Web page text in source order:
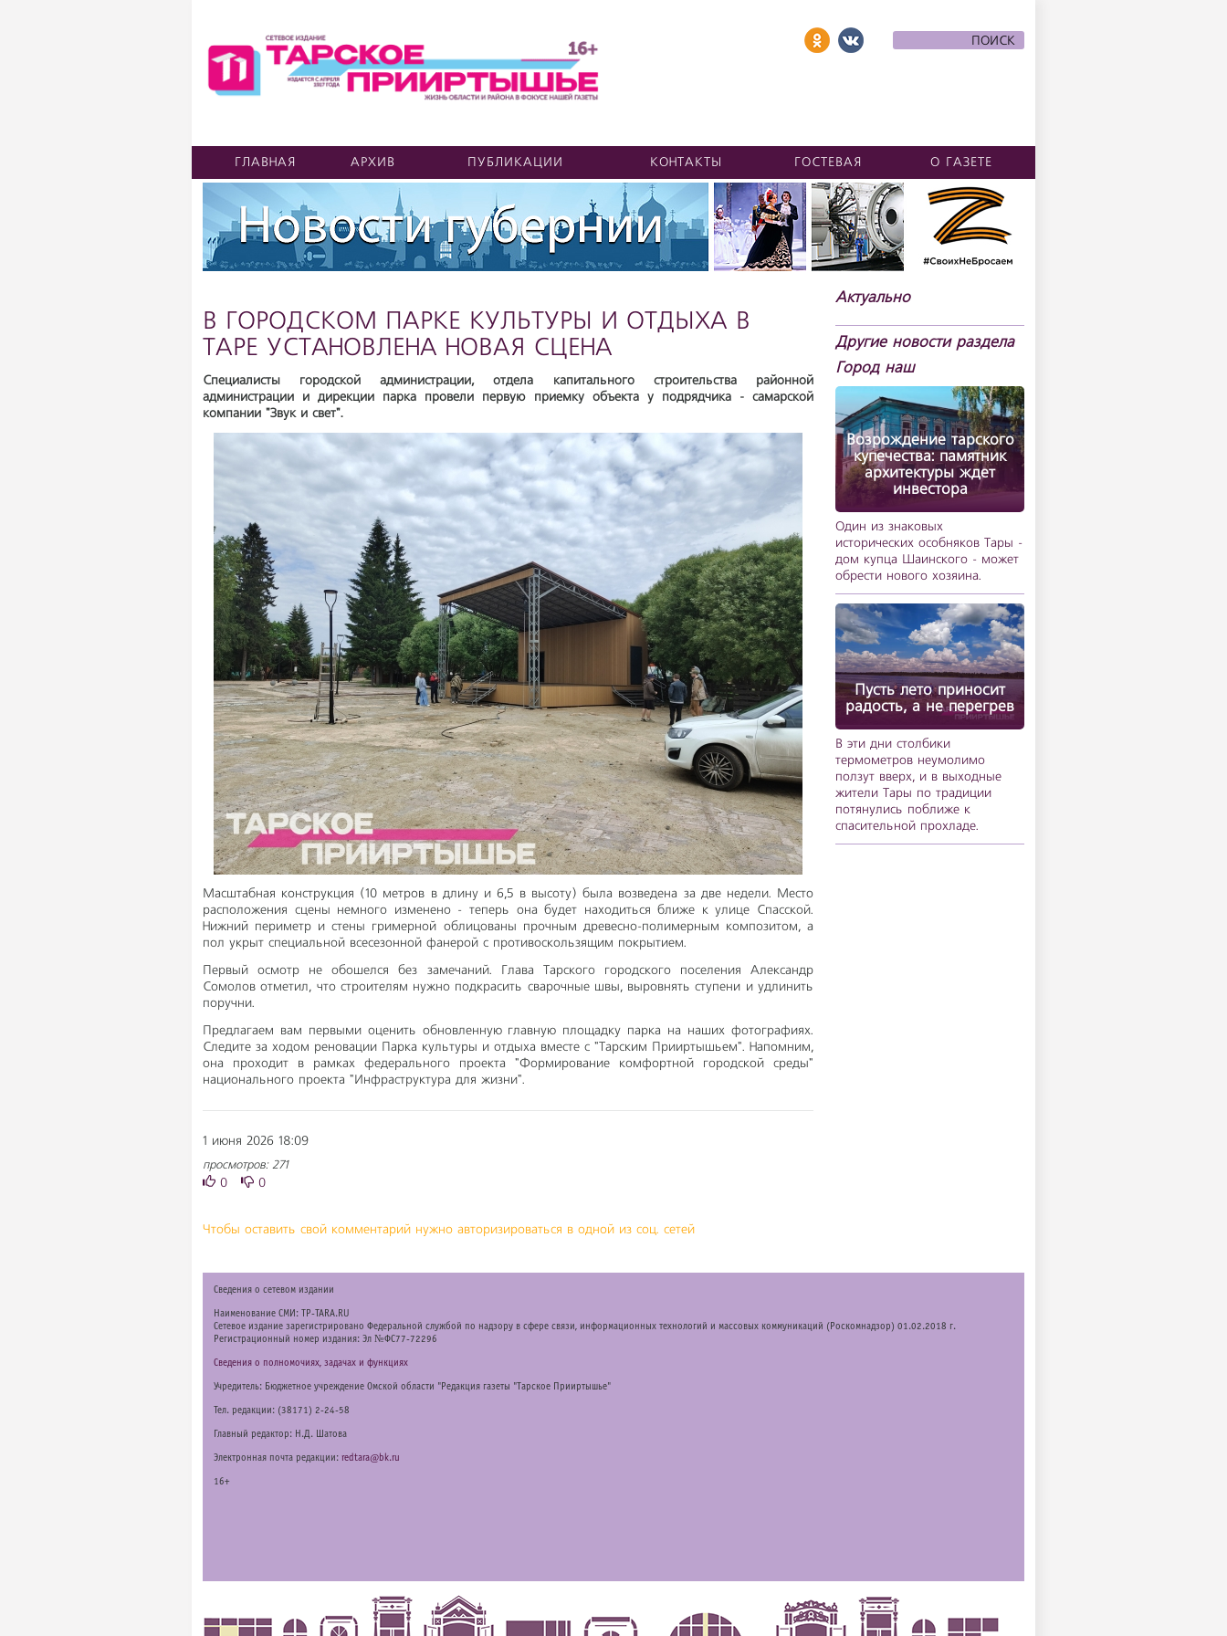
ГЛАВНАЯ АРХИВ ПУБЛИКАЦИИ КОНТАКТЫ ГОСТЕВАЯ О ГАЗЕТЕ
В ГОРОДСКОМ ПАРКЕ КУЛЬТУРЫ И ОТДЫХА В
ТАРЕ УСТАНОВЛЕНА НОВАЯ СЦЕНА
Специалисты городской администрации, отдела капитального строительства районной
администрации и дирекции парка провели первую приемку объекта у подрядчика - самарской
компании "Звук и свет".
Масштабная конструкция (10 метров в длину и 6,5 в высоту) была возведена за две недели. Место
расположения сцены немного изменено - теперь она будет находиться ближе к улице Спасской.
Нижний периметр и стены гримерной облицованы прочным древесно-полимерным композитом, а
пол укрыт специальной всесезонной фанерой с противоскользящим покрытием.
Первый осмотр не обошелся без замечаний. Глава Тарского городского поселения Александр
Сомолов отметил, что строителям нужно подкрасить сварочные швы, выровнять ступени и удлинить
поручни.
Предлагаем вам первыми оценить обновленную главную площадку парка на наших фотографиях.
Следите за ходом реновации Парка культуры и отдыха вместе с "Тарским Прииртышьем". Напомним,
она проходит в рамках федерального проекта "Формирование комфортной городской среды"
национального проекта "Инфраструктура для жизни".
1 июня 2026 18:09
просмотров: 271
0 0
Чтобы оставить свой комментарий нужно авторизироваться в одной из соц. сетей
Актуально
Другие новости раздела
Город наш
Возрождение тарского
купечества: памятник
архитектуры ждет
инвестора
Один из знаковых
исторических особняков Тары -
дом купца Шаинского - может
обрести нового хозяина.
Пусть лето приносит
радость, а не перегрев
В эти дни столбики
термометров неумолимо
ползут вверх, и в выходные
жители Тары по традиции
потянулись поближе к
спасительной прохладе.
Cведения о сетевом издании
Наименование СМИ: TP-TARA.RU
Сетевое издание зарегистрировано Федеральной службой по надзору в сфере связи, информационных технологий и массовых коммуникаций (Роскомнадзор) 01.02.2018 г.
Регистрационный номер издания: Эл №ФС77-72296
Сведения о полномочиях, задачах и функциях
Учредитель: Бюджетное учреждение Омской области "Редакция газеты "Тарское Прииртышье"
Тел. редакции: (38171) 2-24-58
Главный редактор: Н.Д. Шатова
Электронная почта редакции: redtara@bk.ru
16+